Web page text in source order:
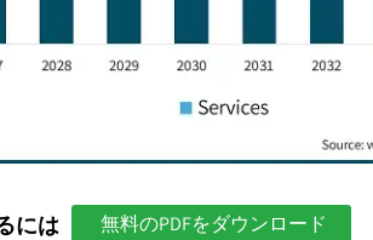
には 無料のPDFをダウンロード